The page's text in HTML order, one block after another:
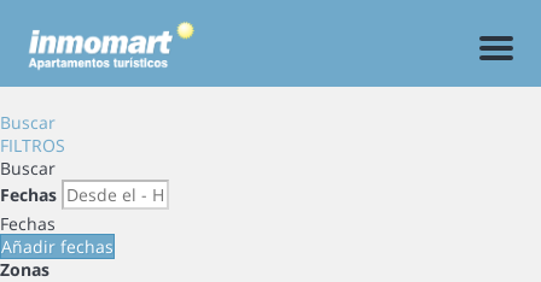
Menu
Buscar
FILTROS
Buscar
Fechas
Fechas
Añadir fechas
Zonas